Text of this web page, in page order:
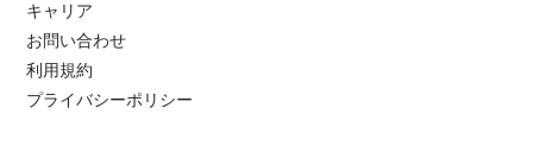
キャリア
お問い合わせ
利用規約
プライバシーポリシー